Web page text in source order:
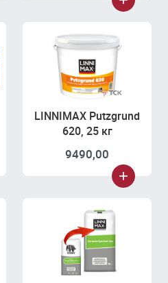
LINNIMAX Putzgrund
620, 25 кг
9490,00